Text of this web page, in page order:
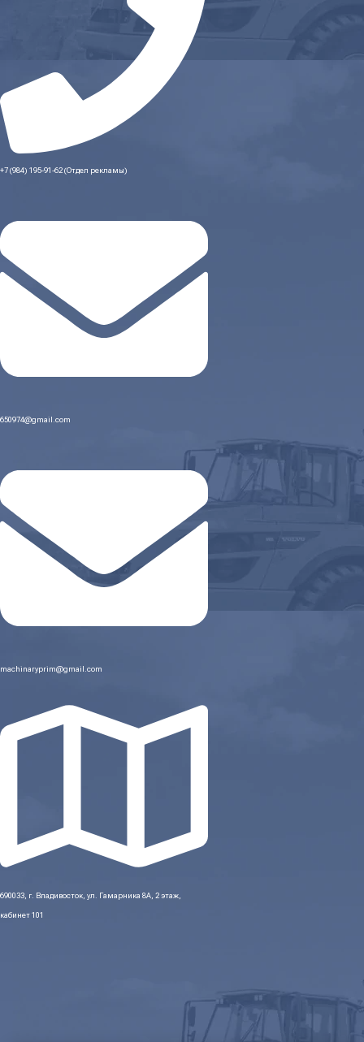
+7 (984) 195-91-62 (Отдел рекламы)
650974@gmail.com
machinaryprim@gmail.com
690033, г. Владивосток, ул. Гамарника 8А, 2 этаж,
кабинет 101